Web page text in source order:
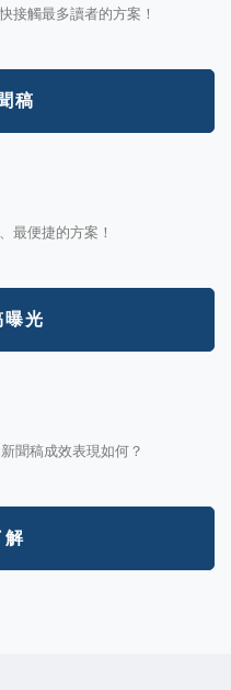
接觸最多讀者的方案！
稿
最便捷的方案！
光
聞稿成效表現如何？
解